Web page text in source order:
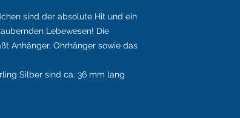
sind der absolute Hit und ein
Lebewesen! Die
Anhänger, Ohrhänger sowie das
Silber sind ca. 36 mm lang